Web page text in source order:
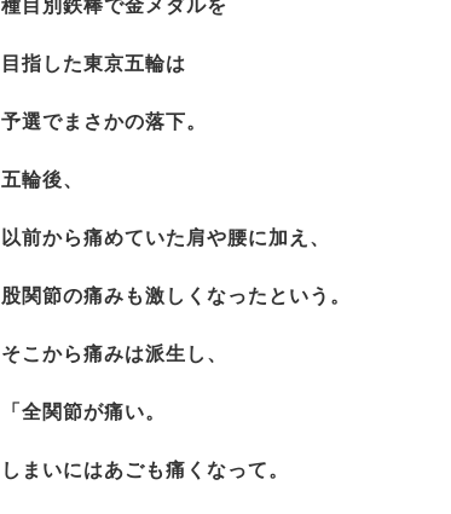
種目別鉄棒で金メダルを
目指した東京五輪は
予選でまさかの落下。
五輪後、
以前から痛めていた肩や腰に加え、
股関節の痛みも激しくなったという。
そこから痛みは派生し、
「全関節が痛い。
しまいにはあごも痛くなって。